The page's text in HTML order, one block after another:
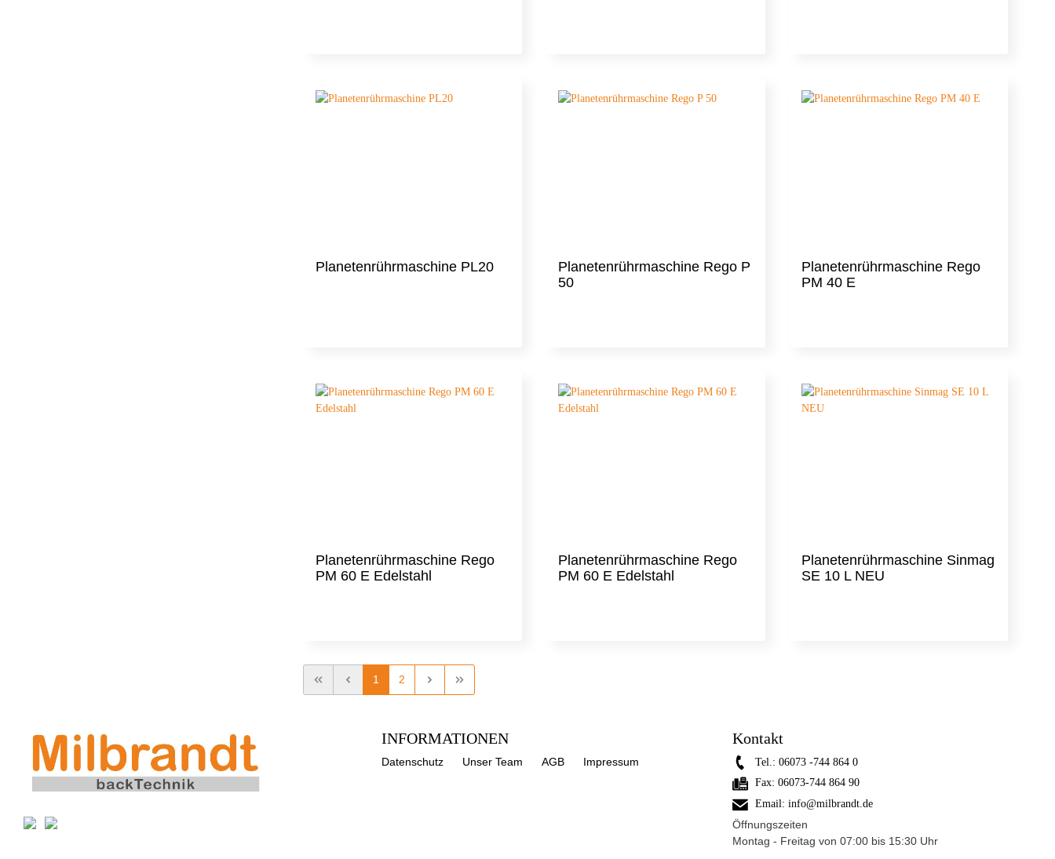
Planetenrührmaschine PL20
Planetenrührmaschine Rego P
50
Planetenrührmaschine Rego
PM 40 E
Planetenrührmaschine Rego
PM 60 E Edelstahl
Planetenrührmaschine Rego
PM 60 E Edelstahl
Planetenrührmaschine Sinmag
SE 10 L NEU
1 2
INFORMATIONEN
Datenschutz Unser Team AGB Impressum
Kontakt
Tel.: 06073 -744 864 0
Fax: 06073-744 864 90
Email: info@milbrandt.de
Öffnungszeiten
Montag - Freitag von 07:00 bis 15:30 Uhr